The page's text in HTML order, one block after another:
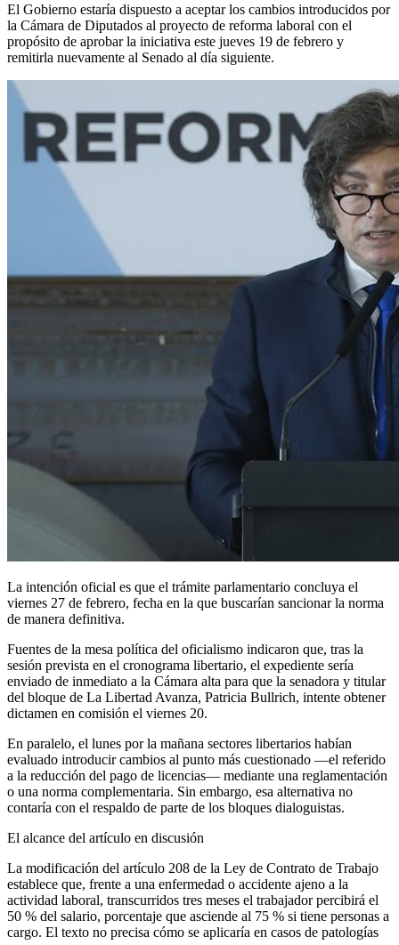
El Gobierno estaría dispuesto a aceptar los cambios introducidos por
la Cámara de Diputados al proyecto de reforma laboral con el
propósito de aprobar la iniciativa este jueves 19 de febrero y
remitirla nuevamente al Senado al día siguiente.
La intención oficial es que el trámite parlamentario concluya el
viernes 27 de febrero, fecha en la que buscarían sancionar la norma
de manera definitiva.
Fuentes de la mesa política del oficialismo indicaron que, tras la
sesión prevista en el cronograma libertario, el expediente sería
enviado de inmediato a la Cámara alta para que la senadora y titular
del bloque de La Libertad Avanza, Patricia Bullrich, intente obtener
dictamen en comisión el viernes 20.
En paralelo, el lunes por la mañana sectores libertarios habían
evaluado introducir cambios al punto más cuestionado —el referido
a la reducción del pago de licencias— mediante una reglamentación
o una norma complementaria. Sin embargo, esa alternativa no
contaría con el respaldo de parte de los bloques dialoguistas.
El alcance del artículo en discusión
La modificación del artículo 208 de la Ley de Contrato de Trabajo
establece que, frente a una enfermedad o accidente ajeno a la
actividad laboral, transcurridos tres meses el trabajador percibirá el
50 % del salario, porcentaje que asciende al 75 % si tiene personas a
cargo. El texto no precisa cómo se aplicaría en casos de patologías